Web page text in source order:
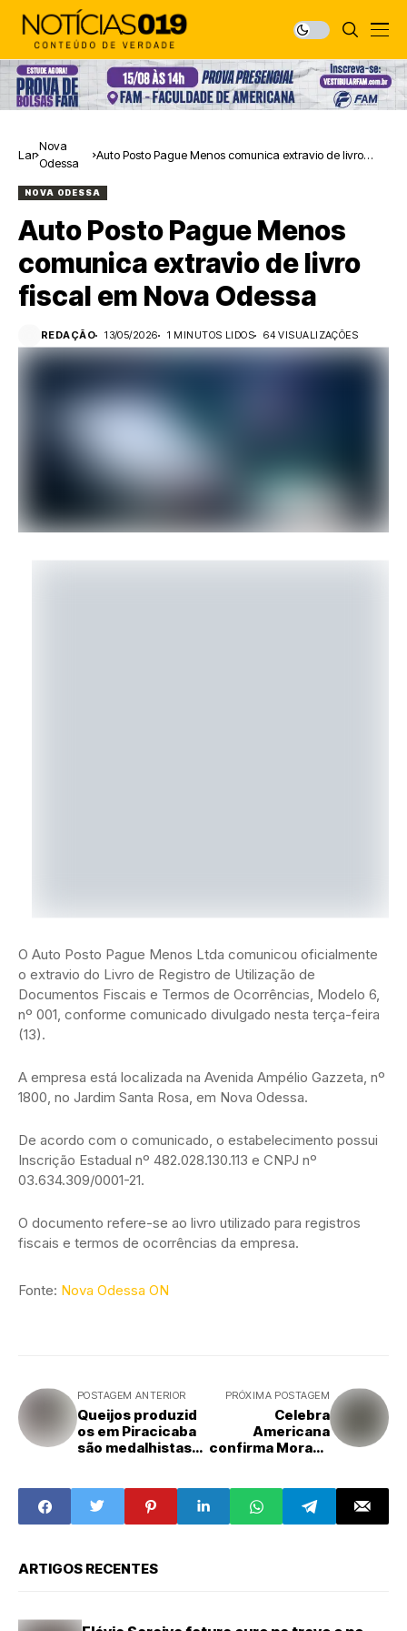
Lar
Nova
Odessa
Auto Posto Pague Menos comunica extravio de livro
NOVA ODESSA
Auto Posto Pague Menos
comunica extravio de livro
fiscal em Nova Odessa
REDAÇÃO 13/05/2026 1 MINUTOS LIDOS 64 VISUALIZAÇÕES
O Auto Posto Pague Menos Ltda comunicou oficialmente
o extravio do Livro de Registro de Utilização de
Documentos Fiscais e Termos de Ocorrências, Modelo 6,
nº 001, conforme comunicado divulgado nesta terça-feira
(13).
A empresa está localizada na Avenida Ampélio Gazzeta, nº
1800, no Jardim Santa Rosa, em Nova Odessa.
De acordo com o comunicado, o estabelecimento possui
Inscrição Estadual nº 482.028.130.113 e CNPJ nº
03.634.309/0001-21.
O documento refere-se ao livro utilizado para registros
fiscais e termos de ocorrências da empresa.
Fonte: Nova Odessa ON
POSTAGEM ANTERIOR
Queijos produzid
os em Piracicaba
são medalhistas
dial
PRÓXIMA POSTAGEM
Celebra
Americana
confirma Morada
no CCL em maio
ARTIGOS RECENTES